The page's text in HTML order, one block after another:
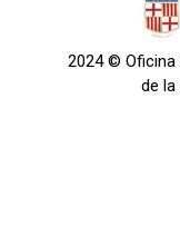
2024 © Oficina
de la